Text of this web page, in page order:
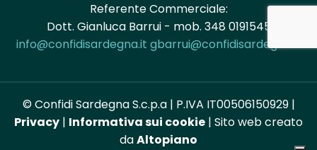
Referente Commerciale:
Dott. Gianluca Barrui - mob. 348 0191545
info@confidisardegna.it gbarrui@confidisardegna.it
© Confidi Sardegna S.c.p.a | P.IVA IT00506150929 |
Privacy | Informativa sui cookie | Sito web creato
daAltopiano